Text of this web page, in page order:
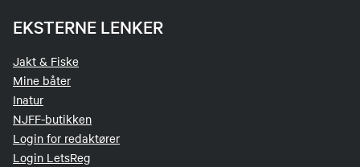
EKSTERNE LENKER
Jakt & Fiske
Mine båter
Inatur
NJFF-butikken
Login for redaktører
Login LetsReg